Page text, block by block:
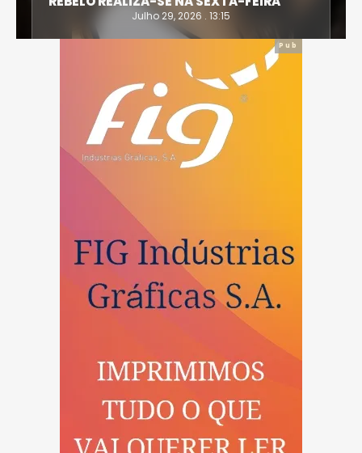
Julho 28, 2026 . 16:14
Pub